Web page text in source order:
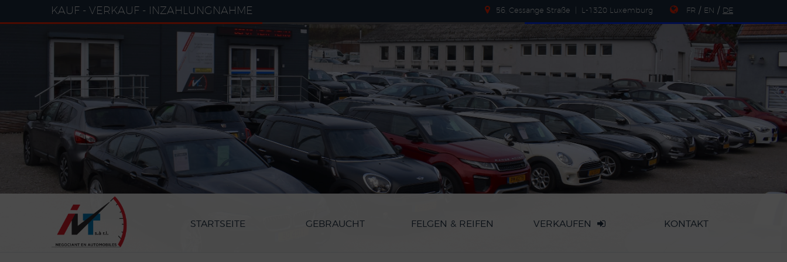
KAUF - VERKAUF - INZAHLUNGNAHME 56, Cessange Straße L-1320 Luxemburg FR / EN / DE
STARTSEITE GEBRAUCHT FELGEN & REIFEN VERKAUFEN KONTAKT
Cookie-Einstellungen